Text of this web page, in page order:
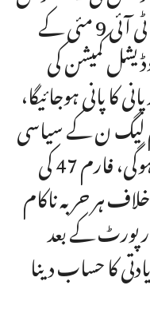
نشستوں کے کیس کی طرح پی ٹی آئی 9 مئی کے
کمیشن کی
پانی ہوجائیگا،
لیگ ن کے سیاسی
تابوت میں آخری کیل ثابت ہوگی، فارم 47 کی
ہر حربہ ناکام
کے بعد
کا حساب دینا